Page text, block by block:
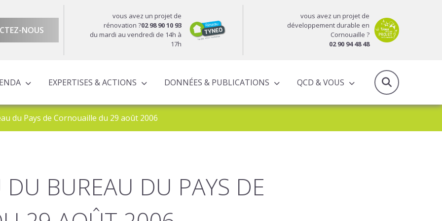
NOUS
vous avez un projet de
rénovation ?02 98 90 10 93
du mardi au vendredi de 14h à
17h
vous avez un projet de
développement durable en
Cornouaille ?
02 90 94 48 48
EXPERTISES & ACTIONS DONNÉES & PUBLICATIONS QCD & VOUS
du Pays de Cornouaille du 29 août 2006
BUREAU DU PAYS DE